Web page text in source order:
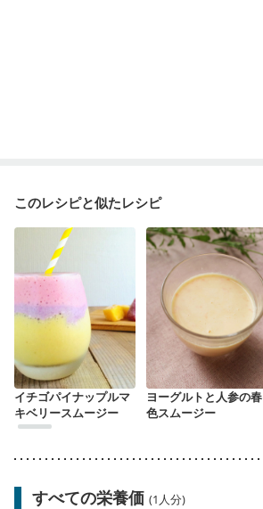
このレシピと似たレシピ
イチゴパイナップルマ
キベリースムージー
ヨーグルトと人参の春
色スムージー
すべての栄養価 (1人分)